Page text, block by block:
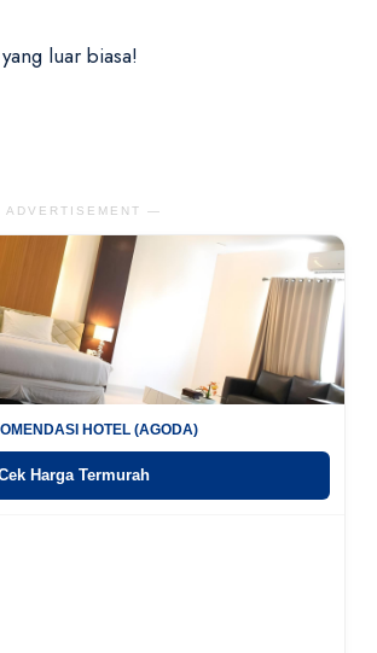
luar biasa!
—
HOTEL (AGODA)
Harga Termurah